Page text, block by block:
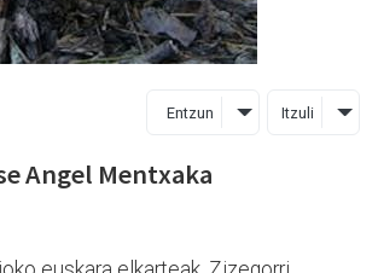
Entzun Itzuli
Angel Mentxaka